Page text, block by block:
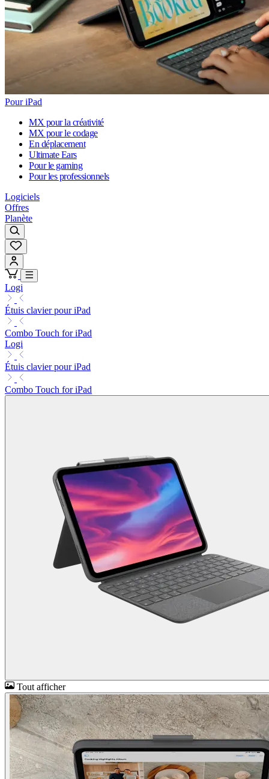
Pour iPad
MX pour la créativité
MX pour le codage
En déplacement
Ultimate Ears
Pour le gaming
Pour les professionnels
Logiciels
Offres
Planète
Logi
Étuis clavier pour iPad
Combo Touch for iPad
Logi
Étuis clavier pour iPad
Combo Touch for iPad
Tout afficher